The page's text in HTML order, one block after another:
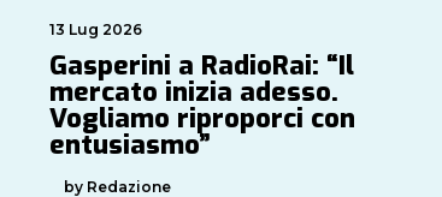
13 Lug 2026
Gasperini a RadioRai: “Il
mercato inizia adesso.
Vogliamo riproporci con
entusiasmo”
by Redazione